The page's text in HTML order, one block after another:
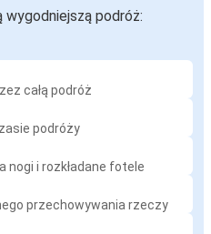
wygodniejszą podróż:
całą podróż
podróży
nogi i rozkładane fotele
przechowywania rzeczy